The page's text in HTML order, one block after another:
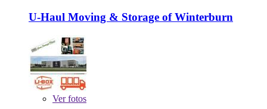
U-Haul Moving & Storage of Winterburn
Verfotos